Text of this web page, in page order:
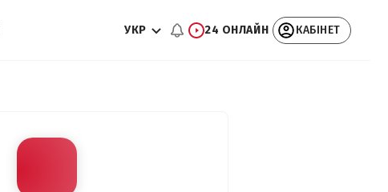
УКР 24 ОНЛАЙН КАБІНЕТ